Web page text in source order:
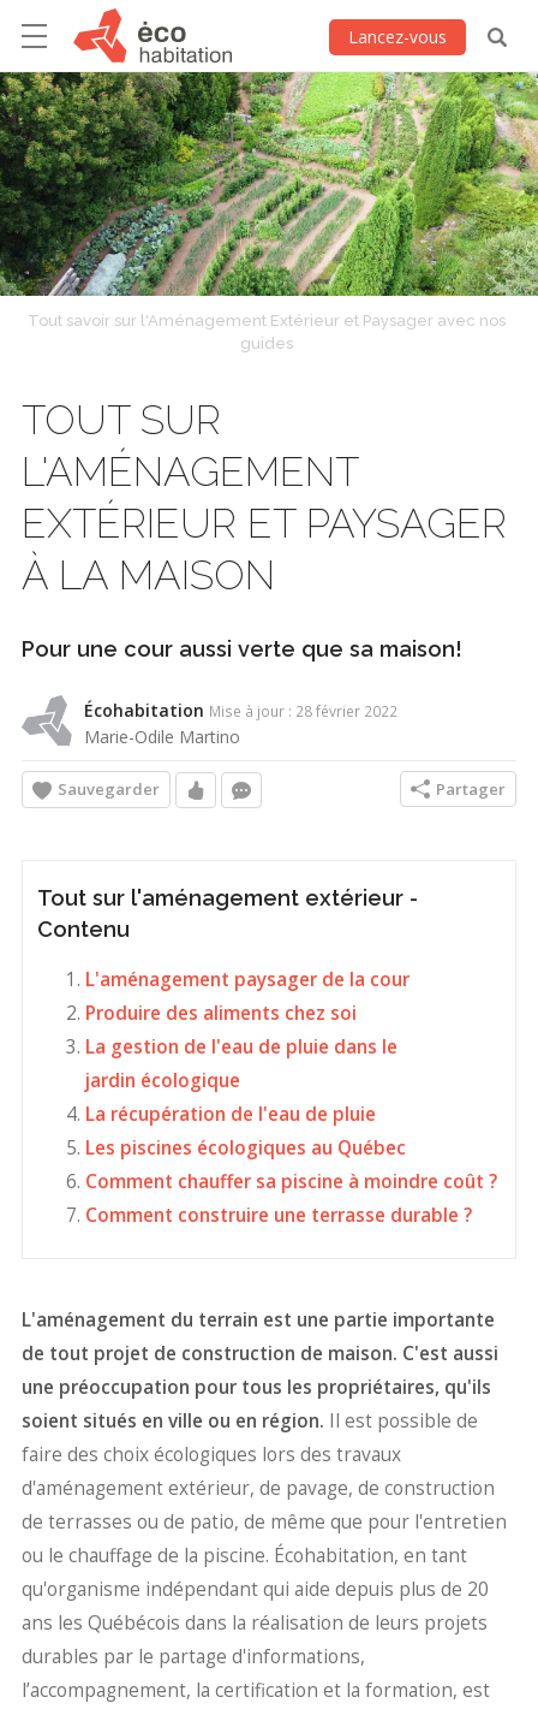
Lancez-vous
Tout savoir sur l'Aménagement Extérieur et Paysager avec nos
guides
TOUT SUR
L'AMÉNAGEMENT
EXTÉRIEUR ET PAYSAGER
À LA MAISON
Pour une cour aussi verte que sa maison!
Écohabitation Mise à jour : 28 février 2022
Marie-Odile Martino
Sauvegarder Partager
Tout sur l'aménagement extérieur -
Contenu
L'aménagement paysager de la cour
Produire des aliments chez soi
La gestion de l'eau de pluie dans le
jardin écologique
La récupération de l'eau de pluie
Les piscines écologiques au Québec
Comment chauffer sa piscine à moindre coût ?
Comment construire une terrasse durable ?
L'aménagement du terrain est une partie importante
de tout projet de construction de maison. C'est aussi
une préoccupation pour tous les propriétaires, qu'ils
soient situés en ville ou en région. Il est possible de
faire des choix écologiques lors des travaux
d'aménagement extérieur, de pavage, de construction
de terrasses ou de patio, de même que pour l'entretien
ou le chauffage de la piscine. Écohabitation, en tant
qu'organisme indépendant qui aide depuis plus de 20
ans les Québécois dans la réalisation de leurs projets
durables par le partage d'informations,
l’accompagnement, la certification et la formation, est